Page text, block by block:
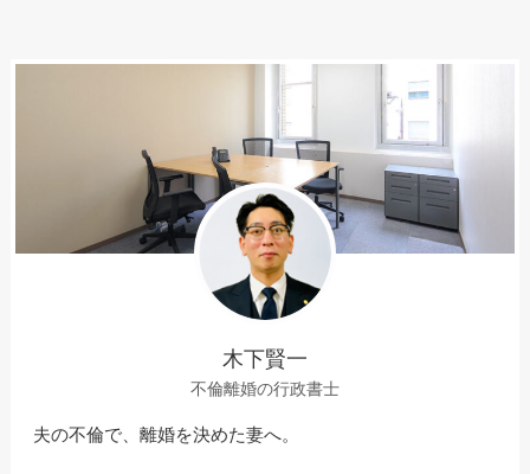
木下賢一
不倫離婚の行政書士
夫の不倫で、離婚を決めた妻へ。